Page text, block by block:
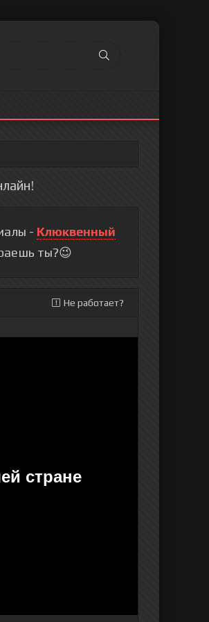
- Клюквенный
ты?😉
Не работает?